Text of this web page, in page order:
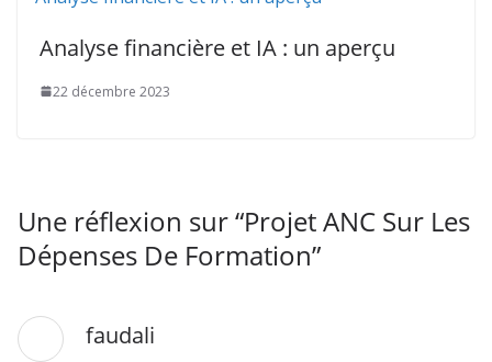
Analyse financière et IA : un aperçu
22 décembre 2023
Une réflexion sur “Projet ANC Sur Les
Dépenses De Formation”
faudali